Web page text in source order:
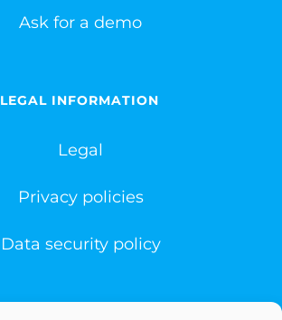
Ask for a demo
LEGAL INFORMATION
Legal
Privacy policies
Data security policy